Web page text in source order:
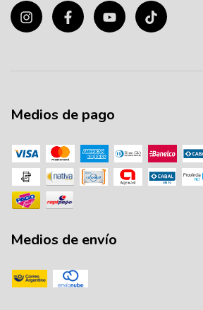
Medios de pago
Medios de envío